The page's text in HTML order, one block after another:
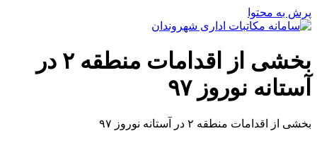
پرش به محتوا
بخشی از اقدامات منطقه ۲ در
آستانه نوروز ۹۷
بخشی از اقدامات منطقه ۲ در آستانه نوروز ۹۷